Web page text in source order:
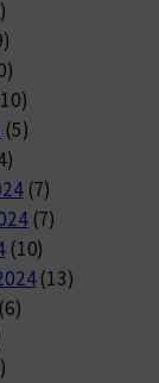
(5)
(7)
(7)
(10)
(13)